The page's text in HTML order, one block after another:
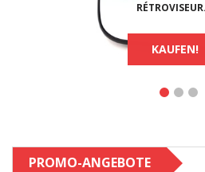
KAUFEN!
PROMO-ANGEBOTE